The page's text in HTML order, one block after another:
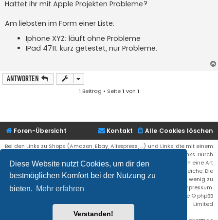
Diese Website nutzt Cookies, um dir den
bestmöglichen Komfort bei der Nutzung zu
bieten. Mehr erfahren
Verstanden!
Hattet ihr mit Apple Projekten Probleme?
Am liebsten im Form einer Liste:
Iphone XYZ: läuft ohne Probleme
IPad 4711: kurz getestet, nur Probleme.
Antworten
1 Beitrag • Seite1 von 1
Foren-Übersicht Alle Cookies löschen
Kontakt
Bei den Links zu Shops (Amazon, Ebay, Aliexpress, ...) und Links, die mit einem
Stern (*) markiert sind, kann es sich um sogenannte Affiliate Links. Durch
den Kauf eines Produktes über einen Affiliate Link erhälte ich eine Art
Umsatzbeteiligung gutgeschrieben. Für euch bleibt der Preis der gleiche. Die
Einnahmen helfen die Hostgebühren für diese Webseite ein wenig zu
reduzieren. Siehe auch das Impressum.
® Forum Software © phpBB
Limited